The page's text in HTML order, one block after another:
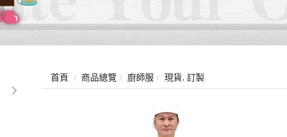
首頁 商品總覽 廚師服 現貨. 訂製